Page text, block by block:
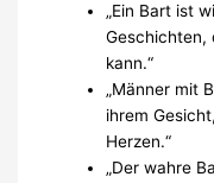
„Ein Bart ist
Geschichten,
kann.“
„Männer mit
ihrem
Herzen.“
„Der wahre